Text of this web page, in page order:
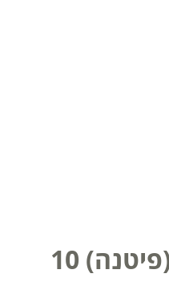
פלומריה ריחנית (פיטנה) 10